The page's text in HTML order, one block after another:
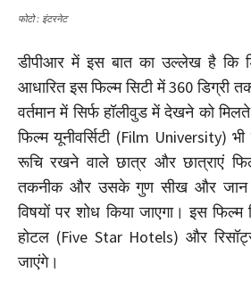
फोटो : इंटरनेट
डीपीआर में इस बात का उल्लेख है कि
आधारित इस फिल्म सिटी में 360 डिग्री
वर्तमान में सिर्फ हॉलीवुड में देखने को
फिल्म यूनीवर्सिटी (Film University)
रूचि रखने वाले छात्र और छात्राएं
तकनीक और उसके गुण सीख और जान
विषयों पर शोध किया जाएगा। इस फिल्म
होटल (Five Star Hotels) और
जाएंगे।